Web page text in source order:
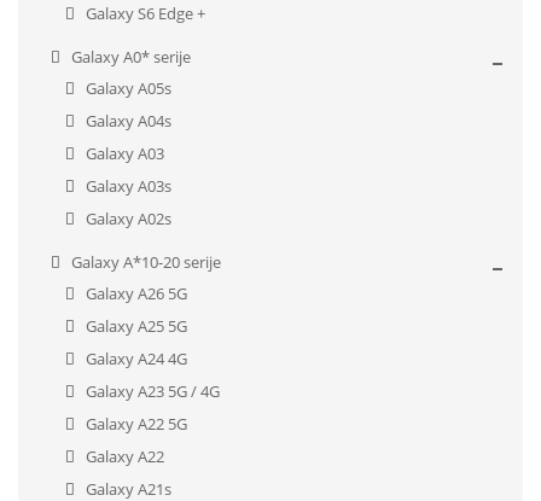
Galaxy S6 Edge +
Galaxy A0* serije
Galaxy A05s
Galaxy A04s
Galaxy A03
Galaxy A03s
Galaxy A02s
Galaxy A*10-20 serije
Galaxy A26 5G
Galaxy A25 5G
Galaxy A24 4G
Galaxy A23 5G / 4G
Galaxy A22 5G
Galaxy A22
Galaxy A21s